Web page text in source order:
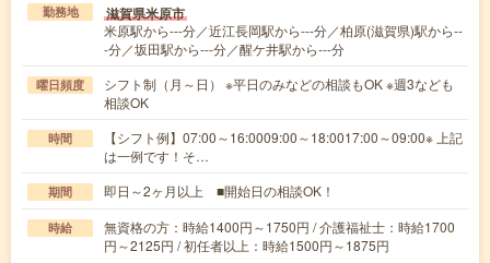
勤務地 滋賀県米原市
米原駅から---分／近江長岡駅から---分／柏原(滋賀県)駅から--
-分／坂田駅から---分／醒ケ井駅から---分
曜日頻度
シフト制（月～日） ※平日のみなどの相談もOK ※週3なども
相談OK
時間
【シフト例】07:00～16:0009:00～18:0017:00～09:00※ 上記
は一例です！そ…
期間 即日～2ヶ月以上 ■開始日の相談OK！
時給
無資格の方：時給1400円～1750円 / 介護福祉士：時給1700
円～2125円 / 初任者以上：時給1500円～1875円